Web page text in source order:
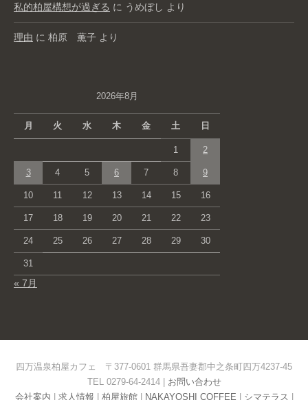
私的柏屋構想が過ぎる に うめぼし より
理由 に 柏原 薫子 より
2026年8月
月 火 水 木 金 土 日
1 2
3 4 5 6 7 8 9
10 11 12 13 14 15 16
17 18 19 20 21 22 23
24 25 26 27 28 29 30
31
« 7月
四万温泉柏屋カフェ 〒377-0601 群馬県吾妻郡中之条町四万4237-45
TEL 0279-64-2414 | お問い合わせ
会社案内
求人情報 柏屋旅館| NAKAYOSHI COFFEE シマテラス